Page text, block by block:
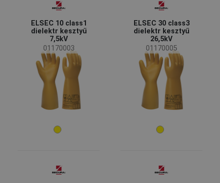
ELSEC 10 class1
dielektr kesztyű
7,5kV
01170003
ELSEC 30 class3
dielektr kesztyű
26,5kV
01170005